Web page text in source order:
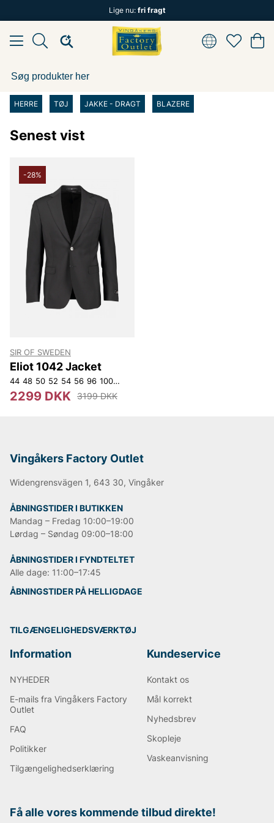
Lige nu: fri fragt
HERRE TØJ JAKKE - DRAGT BLAZERE
Senest vist
-28%
SIR OF SWEDEN
Eliot 1042 Jacket
44 48 50 52 54 56 96 100 104
2299 DKK 3199 DKK
Vingåkers Factory Outlet
Widengrensvägen 1, 643 30, Vingåker
ÅBNINGSTIDER I BUTIKKEN
Mandag – Fredag 10:00–19:00
Lørdag – Søndag 09:00–18:00
ÅBNINGSTIDER I FYNDTELTET
Alle dage: 11:00–17:45
ÅBNINGSTIDER PÅ HELLIGDAGE
TILGÆNGELIGHEDSVÆRKTØJ
Information
NYHEDER
E-mails fra Vingåkers Factory
Outlet
FAQ
Politikker
Tilgængelighedserklæring
Kundeservice
Kontakt os
Mål korrekt
Nyhedsbrev
Skopleje
Vaskeanvisning
Få alle vores kommende tilbud direkte!